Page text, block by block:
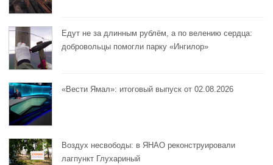
Едут не за длинным рублём, а по велению сердца:
добровольцы помогли парку «Ингилор»
«Вести Ямал»: итоговый выпуск от 02.08.2026
Воздух несвободы: в ЯНАО реконструировали
лагпункт Глухариный